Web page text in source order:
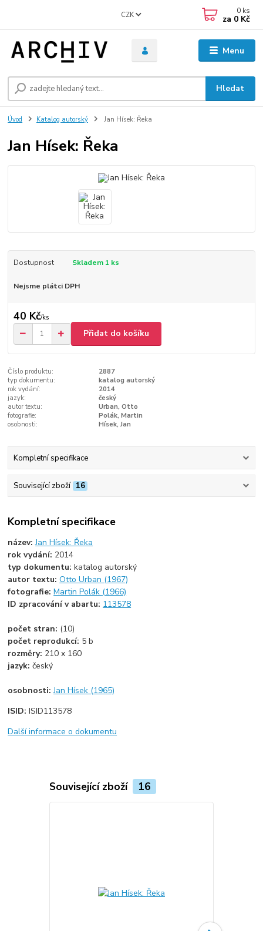
Menu
CZK
Hledat
0 ks
za 0 Kč
Úvod Katalog autorský Jan Hísek: Řeka
Jan Hísek: Řeka
Dostupnost Skladem 1 ks
Nejsme plátci DPH
40 Kč/ks
Přidat do košíku
Číslo produktu:
2887
typ dokumentu:
katalog autorský
rok vydání:
2014
jazyk:
český
autor textu:
Urban, Otto
fotografie:
Polák, Martin
osobnosti:
Hísek, Jan
Kompletní specifikace
Související zboží 16
Kompletní specifikace
název:Jan Hísek: Řeka
rok vydání: 2014
typ dokumentu:katalog autorský
autor textu:Otto Urban (1967)
fotografie:Martin Polák (1966)
ID zpracování v abartu: 113578
počet stran: (10)
počet reprodukcí: 5 b
rozměry: 210 x 160
jazyk:český
osobnosti:Jan Hísek (1965)
ISID:ISID113578
Další informace o dokumentu
Související zboží 16